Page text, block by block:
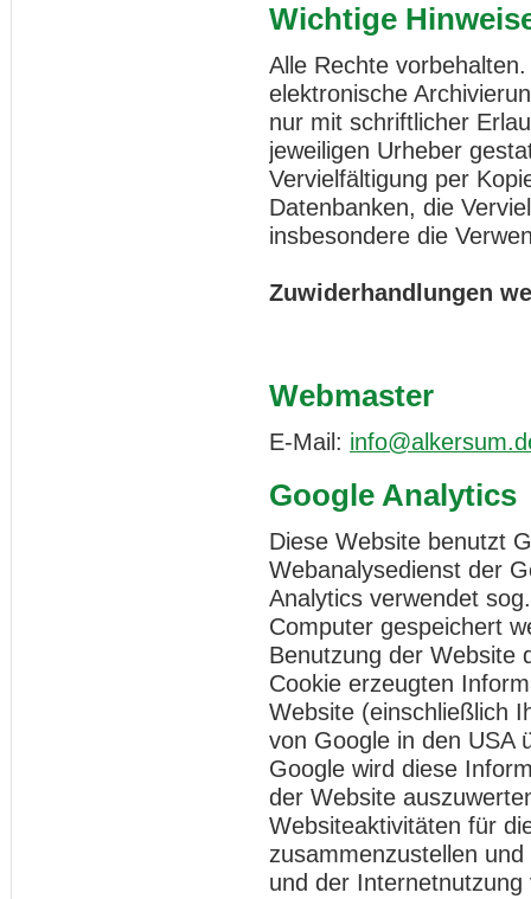
Wichtige
Alle Rechte
elektronische
nur mit schriftlicher
jeweiligen Urheber
Vervielfältigung per
Datenbanken, die
insbesondere die
Zuwiderhandlungen
Webmaster
E-Mail:
Google Analytics
Diese Website benutzt
Webanalysedienst der
Analytics verwendet
Computer gespeichert
Benutzung der Website
Cookie erzeugten
Website (einschließlich
von Google in den USA
Google wird diese
der Website
Websiteaktivitäten für
zusammenzustellen
und der